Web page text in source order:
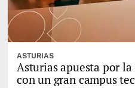
ASTURIAS
Asturias apuesta por
con un gran campus